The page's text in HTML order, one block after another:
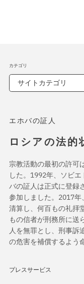
エホバの証人
ロシアの法的
宗教活動の最初の許可
した。1992年、ソビ
バの証人は正式に登録
参加しました。2017
清算し、何百もの礼拝
もの信者が刑務所に送
人を無罪とし、刑事訴
の危害を補償するよう
プレスサービス
カテゴリ
サイトカテゴリ